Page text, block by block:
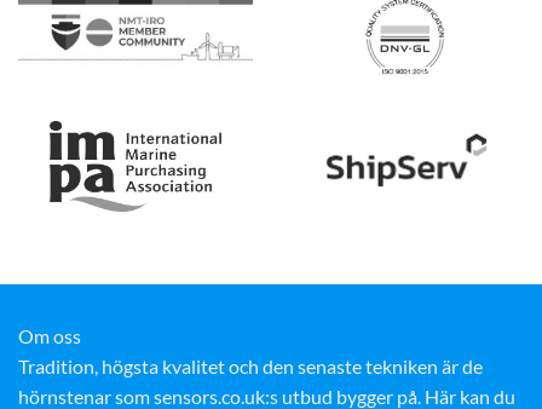
Om oss
Tradition, högsta kvalitet och den senaste tekniken är de
hörnstenar som sensors.co.uk:s utbud bygger på. Här kan du